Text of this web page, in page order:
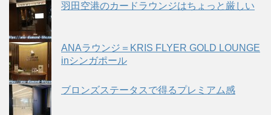
羽田空港のカードラウンジはちょっと厳しい
ANAラウンジ＝KRIS FLYER GOLD LOUNGE
inシンガポール
ブロンズステータスで得るプレミアム感